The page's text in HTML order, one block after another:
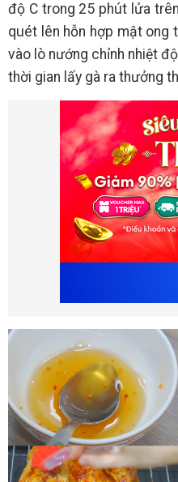
độ C trong 25 phút lửa
quét lên hỗn hợp mật ong
vào lò nướng chỉnh nhiệt
thời gian lấy gà ra thưởng